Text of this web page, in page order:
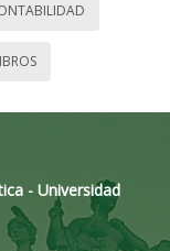
- Universidad